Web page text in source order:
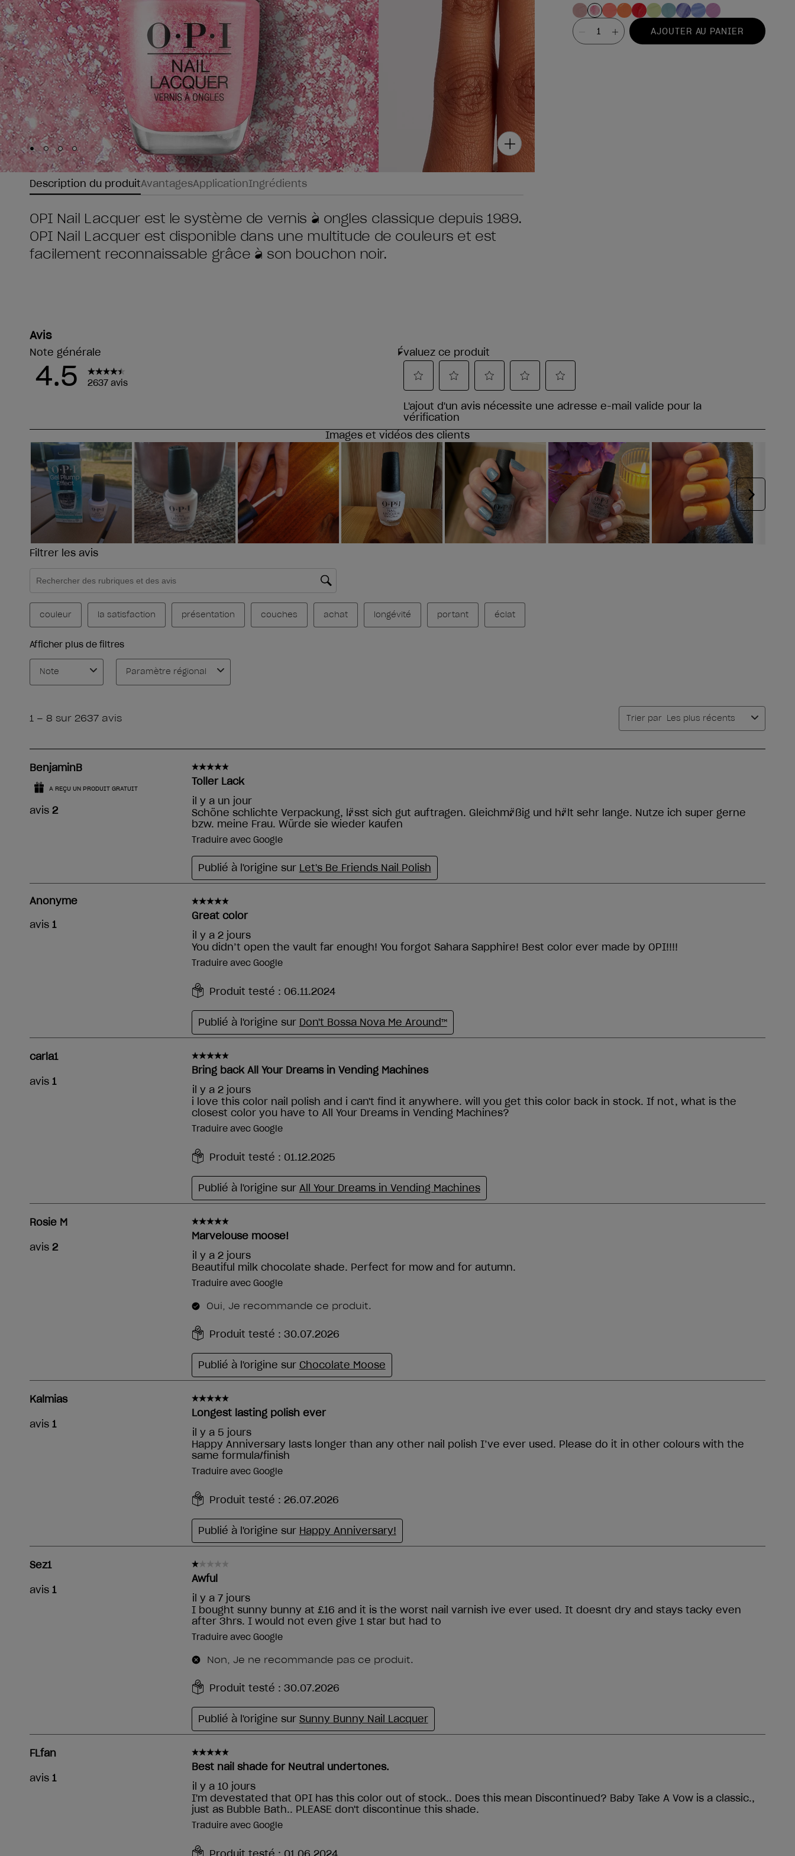
Skip to slide1
Skip to slide 2
Skip to slide3
Skip to slide4
Valeur
AJOUTER AU PANIER
Description du produitAvantagesApplicationIngrédients
OPI Nail Lacquer est le système de vernis à ongles classique depuis 1989.
OPI Nail Lacquer est disponible dans une multitude de couleurs et est
facilement reconnaissable grâce à son bouchon noir.